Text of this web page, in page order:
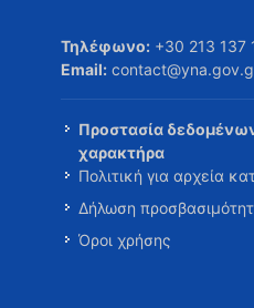
Τηλέφωνο: +30 213 137
Email:
Προστασία
χαρακτήρα
Πολιτική για αρχεία
Δήλωση
Όροι χρήσης